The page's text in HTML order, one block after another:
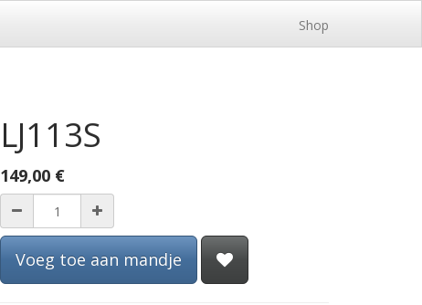
Shop
LJ113S
149,00 €
Voeg toe aan mandje